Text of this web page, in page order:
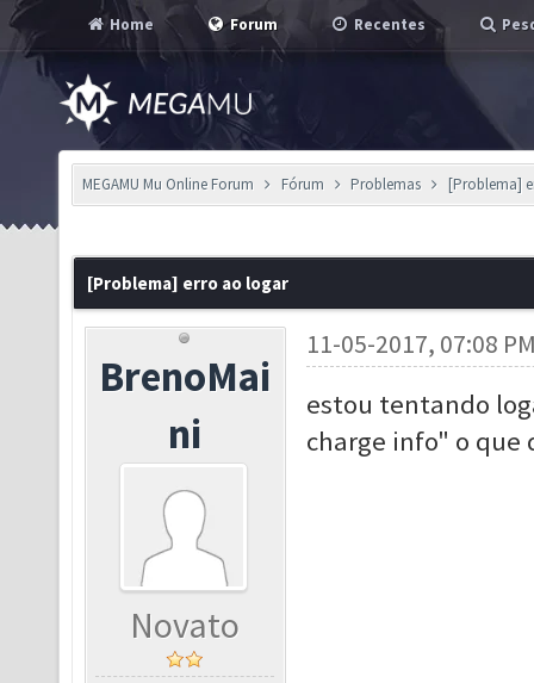
Home Forum Recentes
MEGAMU Mu Online Forum Fórum Problemas [Problema]
[Problema] erro ao logar
BrenoMai
ni
Novato
11-05-2017, 07:08
estou tentando
charge info" o que